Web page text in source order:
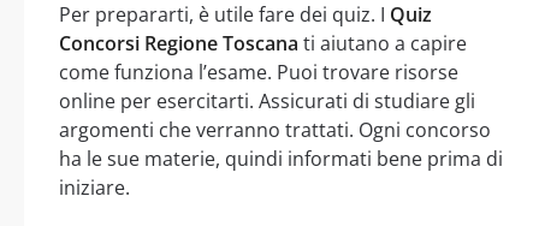
Per prepararti, è utile fare dei quiz. I Quiz
Concorsi Regione Toscana ti aiutano a capire
come funziona l’esame. Puoi trovare risorse
online per esercitarti. Assicurati di studiare gli
argomenti che verranno trattati. Ogni concorso
ha le sue materie, quindi informati bene prima di
iniziare.